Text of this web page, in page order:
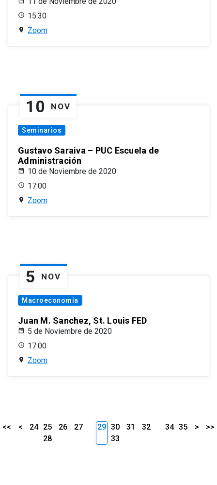
15:30
Zoom
10 NOV
Seminarios
Gustavo Saraiva – PUC Escuela de
Administración
10 de Noviembre de 2020
17:00
Zoom
5 NOV
Macroeconomía
Juan M. Sanchez, St. Louis FED
5 de Noviembre de 2020
17:00
Zoom
<< < 24 25 26
27
28
29 30 31
32
33
34 35 > >>